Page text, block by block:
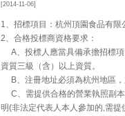
[2014-11-06]
1、招標項目：杭州頂園食品有
2、合格投標商資格要求：
A、投標人應當具備承擔招標項
資質三級（含）以上資質。
B、注冊地址必須為杭州地區
C、需提供合格的營業執照副本
明(非法定代表人本人參加的,需